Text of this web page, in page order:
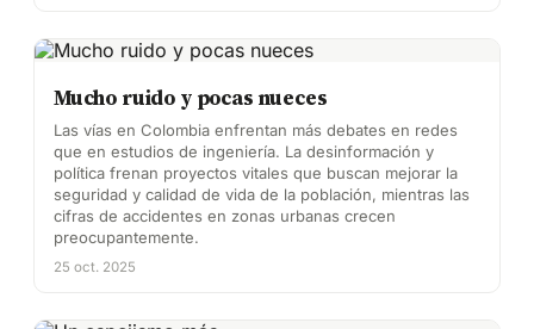
Mucho ruido y pocas nueces
Las vías en Colombia enfrentan más debates en redes
que en estudios de ingeniería. La desinformación y
política frenan proyectos vitales que buscan mejorar la
seguridad y calidad de vida de la población, mientras las
cifras de accidentes en zonas urbanas crecen
preocupantemente.
25 oct. 2025